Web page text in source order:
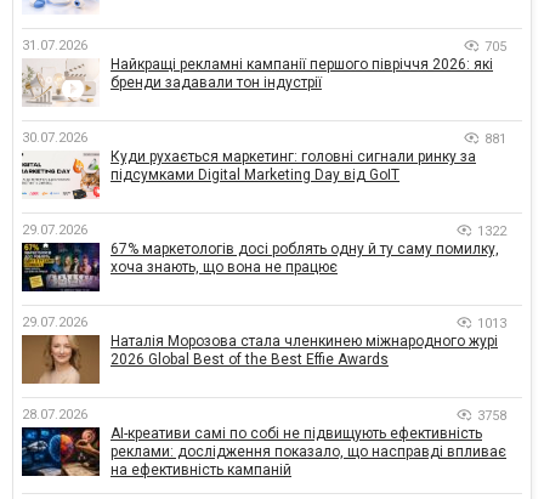
31.07.2026 705
Найкращі рекламні кампанії першого півріччя 2026: які
бренди задавали тон індустрії
30.07.2026 881
Куди рухається маркетинг: головні сигнали ринку за
підсумками Digital Marketing Day від GoIT
29.07.2026 1322
67% маркетологів досі роблять одну й ту саму помилку,
хоча знають, що вона не працює
29.07.2026 1013
Наталія Морозова стала членкинею міжнародного журі
2026 Global Best of the Best Effie Awards
28.07.2026 3758
AI-креативи самі по собі не підвищують ефективність
реклами: дослідження показало, що насправді впливає
на ефективність кампаній